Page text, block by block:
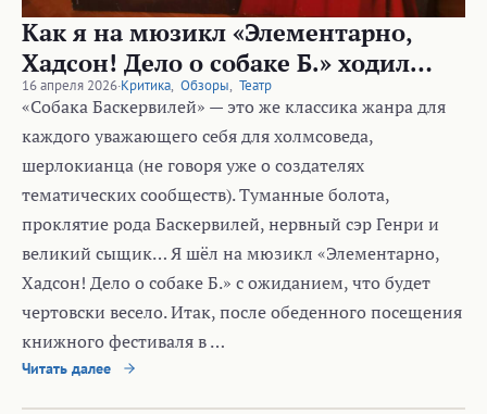
Как я на мюзикл «Элементарно,
Хадсон! Дело о собаке Б.» ходил…
16 апреля 2026·Критика, Обзоры, Театр
«Собака Баскервилей» — это же классика жанра для
каждого уважающего себя для холмсоведа,
шерлокианца (не говоря уже о создателях
тематических сообществ). Туманные болота,
проклятие рода Баскервилей, нервный сэр Генри и
великий сыщик… Я шёл на мюзикл «Элементарно,
Хадсон! Дело о собаке Б.» с ожиданием, что будет
чертовски весело. Итак, после обеденного посещения
книжного фестиваля в …
Читать далее